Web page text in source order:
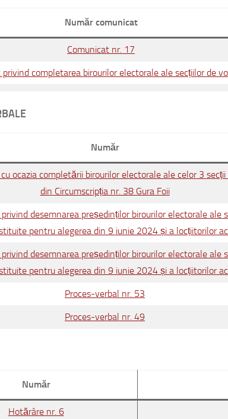
Număr comunicat
Comunicat nr. 17
privind completarea birourilor electorale ale secțiilor de
Număr
ocazia completării birourilor electorale ale celor 3
din Circumscripția nr. 38 Gura Foii
desemnarea președinților birourilor electorale ale
pentru alegerea din 9 iunie 2024 și a locțiitorilor
desemnarea președinților birourilor electorale ale
pentru alegerea din 9 iunie 2024 și a locțiitorilor
Proces-verbal nr. 53
Proces-verbal nr. 49
Număr
Hotărâre nr. 6